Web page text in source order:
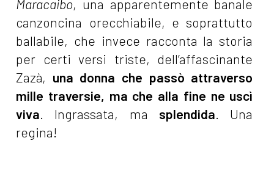
Maracaibo, una apparentemente banale
canzoncina orecchiabile, e soprattutto
ballabile, che invece racconta la storia
per certi versi triste, dell’affascinante
Zazà, una donna che passò attraverso
mille traversie, ma che alla fine ne uscì
viva. Ingrassata, ma splendida. Una
regina!